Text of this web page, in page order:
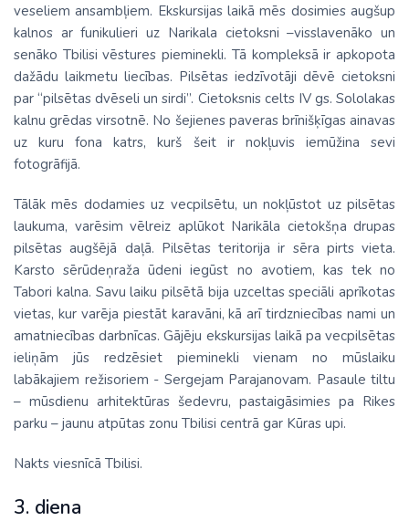
veseliem ansambļiem. Ekskursijas laikā mēs dosimies augšup
kalnos ar funikulieri uz Narikala cietoksni –visslavenāko un
senāko Tbilisi vēstures pieminekli. Tā kompleksā ir apkopota
dažādu laikmetu liecības. Pilsētas iedzīvotāji dēvē cietoksni
par “pilsētas dvēseli un sirdi”. Cietoksnis celts IV gs. Sololakas
kalnu grēdas virsotnē. No šejienes paveras brīnišķīgas ainavas
uz kuru fona katrs, kurš šeit ir nokļuvis iemūžina sevi
fotogrāfijā.
Tālāk mēs dodamies uz vecpilsētu, un nokļūstot uz pilsētas
laukuma, varēsim vēlreiz aplūkot Narikāla cietokšņa drupas
pilsētas augšējā daļā. Pilsētas teritorija ir sēra pirts vieta.
Karsto sērūdeņraža ūdeni iegūst no avotiem, kas tek no
Tabori kalna. Savu laiku pilsētā bija uzceltas speciāli aprīkotas
vietas, kur varēja piestāt karavāni, kā arī tirdzniecības nami un
amatniecības darbnīcas. Gājēju ekskursijas laikā pa vecpilsētas
ieliņām jūs redzēsiet pieminekli vienam no mūslaiku
labākajiem režisoriem - Sergejam Parajanovam. Pasaule tiltu
– mūsdienu arhitektūras šedevru, pastaigāsimies pa Rikes
parku – jaunu atpūtas zonu Tbilisi centrā gar Kūras upi.
Nakts viesnīcā Tbilisi.
3. diena